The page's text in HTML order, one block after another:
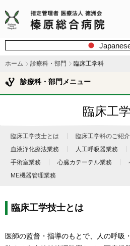
ホーム 診療科・部門 臨床工学科
臨床工
臨床工学技士とは 臨床工学科のご紹介
血液浄化療法業務
人工呼吸器業務
手術室業務
心臓カテーテル業務
ME機器管理業務
臨床工学技士とは
医師の監督・指導のもとで、人の呼吸
診療科・部門メニュー